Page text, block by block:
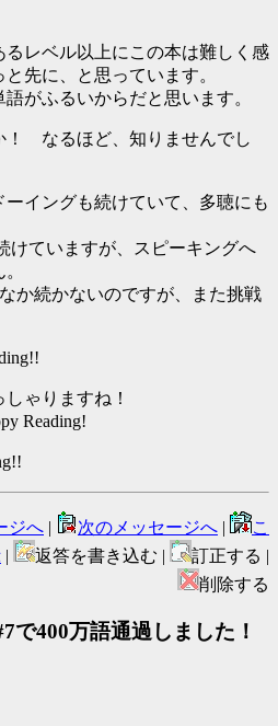
レベル以上にこの本は難しく感
先に、と思っています。
がふるいからだと思います。
！ なるほど、知りませんでし
イングも続けていて、多聴にも
けていますが、スピーキングへ
か続かないのですが、また挑戦
ゃりますね！
Reading!
ジへ | 次のメッセージへ |
こ
| 返答を書き込む |
訂正する |
削除する
で400万語通過しました！